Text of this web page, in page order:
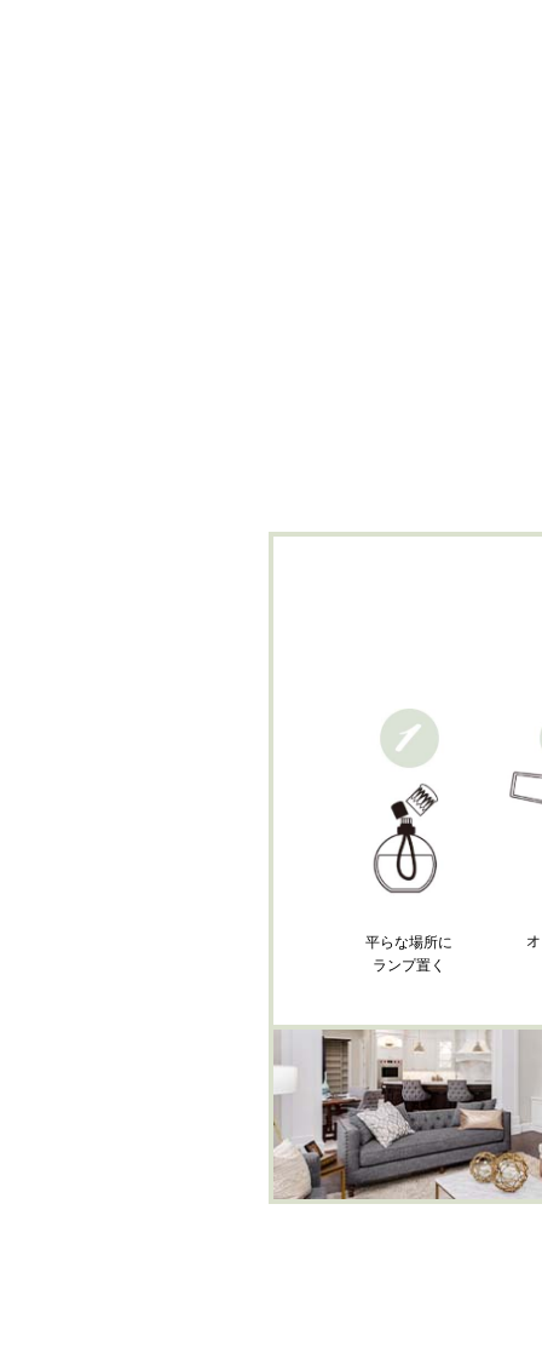
平らな場所に
ランプ置く